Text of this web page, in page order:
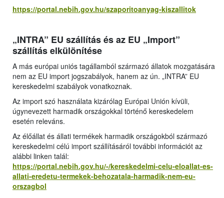
https://portal.nebih.gov.hu/szaporitoanyag-kiszallitok
„INTRA” EU szállítás és az EU „Import”
szállítás elkülönítése
A más európai uniós tagállamból származó állatok mozgatására
nem az EU import jogszabályok, hanem az ún. „INTRA” EU
kereskedelmi szabályok vonatkoznak.
Az import szó használata kizárólag Európai Unión kívüli,
úgynevezett harmadik országokkal történő kereskedelem
esetén releváns.
Az élőállat és állati termékek harmadik országokból származó
kereskedelmi célú import szállításáról további információt az
alábbi linken talál:
https://portal.nebih.gov.hu/-/kereskedelmi-celu-eloallat-es-
allati-eredetu-termekek-behozatala-harmadik-nem-eu-
orszagbol